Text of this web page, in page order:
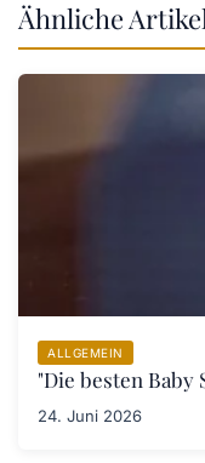
Ähnliche
ALLGEMEIN
"Die besten
24. Juni 2026